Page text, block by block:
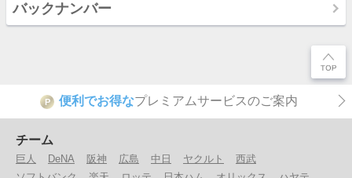
バックナンバー
P 便利でお得なプレミアムサービスのご案内
チーム
巨人 DeNA 阪神 広島 中日 ヤクルト
西武